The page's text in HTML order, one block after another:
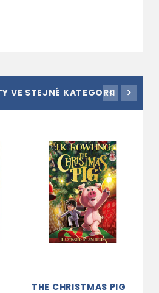
VE STEJNÉ KATEGORII
THE CHRISTMAS PIG